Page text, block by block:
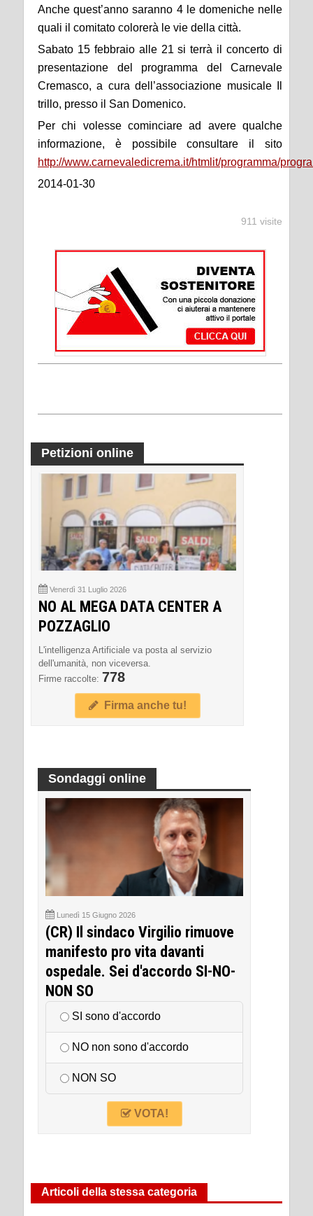
Anche quest’anno saranno 4 le domeniche nelle
quali il comitato colorerà le vie della città.
Sabato 15 febbraio alle 21 si terrà il concerto di
presentazione del programma del Carnevale
Cremasco, a cura dell’associazione musicale Il
trillo, presso il San Domenico.
Per chi volesse cominciare ad avere qualche
informazione, è possibile consultare il sito
http://www.carnevaledicrema.it/htmlit/programma/
2014-01-30
911 visite
Petizioni online
Venerdì 31 Luglio 2026
NO AL MEGA DATA CENTER A
POZZAGLIO
L'intelligenza Artificiale va posta al servizio
dell'umanità, non viceversa.
Firme raccolte: 778
Firma anche tu!
Sondaggi online
Lunedì 15 Giugno 2026
(CR) Il sindaco Virgilio rimuove
manifesto pro vita davanti
ospedale. Sei d'accordo SI-NO-
NON SO
SI sono d'accordo
NO non sono d'accordo
NON SO
VOTA!
Articoli della stessa categoria